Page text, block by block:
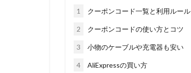
1 クーポンコード一覧と利用ルール
2 クーポンコードの使い方とコツ
3 小物のケーブルや充電器も安い
4 AliExpressの買い方